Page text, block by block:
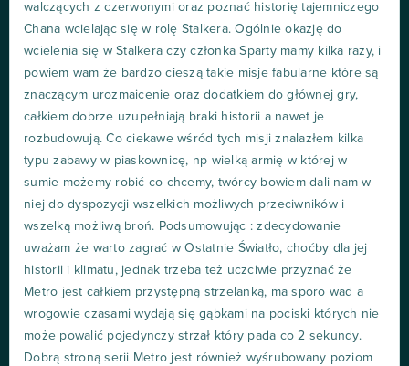
walczących z czerwonymi oraz poznać historię tajemniczego
Chana wcielając się w rolę Stalkera. Ogólnie okazję do
wcielenia się w Stalkera czy członka Sparty mamy kilka razy, i
powiem wam że bardzo cieszą takie misje fabularne które są
znaczącym urozmaicenie oraz dodatkiem do głównej gry,
całkiem dobrze uzupełniają braki historii a nawet je
rozbudowują. Co ciekawe wśród tych misji znalazłem kilka
typu zabawy w piaskownicę, np wielką armię w której w
sumie możemy robić co chcemy, twórcy bowiem dali nam w
niej do dyspozycji wszelkich możliwych przeciwników i
wszelką możliwą broń. Podsumowując : zdecydowanie
uważam że warto zagrać w Ostatnie Światło, choćby dla jej
historii i klimatu, jednak trzeba też uczciwie przyznać że
Metro jest całkiem przystępną strzelanką, ma sporo wad a
wrogowie czasami wydają się gąbkami na pociski których nie
może powalić pojedynczy strzał który pada co 2 sekundy.
Dobrą stroną serii Metro jest również wyśrubowany poziom